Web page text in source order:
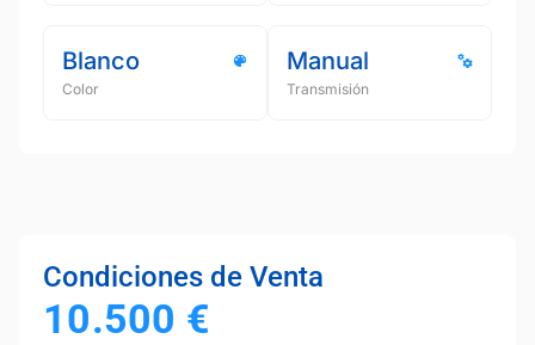
Blanco
Color
Manual
Transmisión
Condiciones de Venta
10.500 €